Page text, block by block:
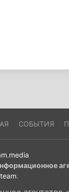
СОБЫТИЯ
.